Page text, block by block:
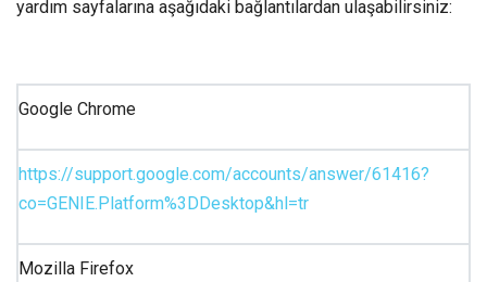
yardım sayfalarına aşağıdaki bağlantılardan ulaşabilirsiniz:
Google Chrome
https://support.google.com/accounts/answer/61416?
co=GENIE.Platform%3DDesktop&hl=tr
Mozilla Firefox